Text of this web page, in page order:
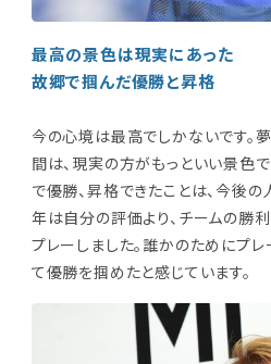
最高の景色は現実にあった
故郷で掴んだ優勝と昇格
今の心境は最高でしかないです。
間は、現実の方がもっといい景色
で優勝、昇格できたことは、今後
年は自分の評価より、チームの勝
プレーしました。誰かのためにプ
て優勝を掴めたと感じています。